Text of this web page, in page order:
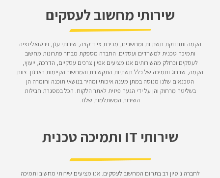
שירותי מחשוב לעסקים
הקמה ותחזוקת תשתיות ומחשבים, מכירת ציוד קצה, שירותי ענן, וירטואליזציה
ותמיכה טכנית למשרדים ועסקים. החברה מספקת מבחר פתרונות מחשוב
לעסקים וכחלק מהשירותים אנו מציעים אפיון צרכים עסקיים, הדרכה, ייעוץ,
הקמה, שדרוג ותמיכה של כלל תשתיות התקשורת והמחשוב הקיימות בארגון. צוות
הטכנאים שלנו מנוסה במתן מענה איכותי ומהיר בנושאי תוכנה וחומרה הן
בשליטה מרחוק והן על ידי הגעה פיזית לאתר הלקוח. הכל במסגרת חבילות
השירות המשתלמות שלנו.
שירותי IT ותמיכה טכנית
לחברה ניסיון רב בתחום המחשוב לעסקים. אנו מציעים שירותי מחשוב ותמיכה